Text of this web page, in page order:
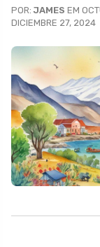
POR:JAMES EM
DICIEMBRE 27, 2024